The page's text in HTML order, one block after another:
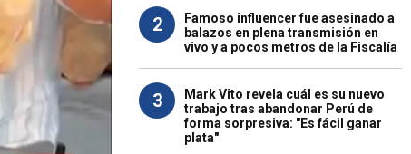
2
Famoso influencer fue asesinado a
balazos en plena transmisión en
vivo y a pocos metros de la Fiscalía
3
Mark Vito revela cuál es su nuevo
trabajo tras abandonar Perú de
forma sorpresiva: "Es fácil ganar
plata"